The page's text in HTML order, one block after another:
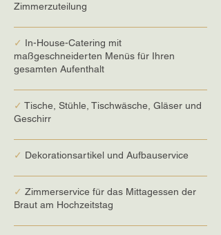
Zimmerzuteilung
✓ In-House-Catering mit
maßgeschneiderten Menüs für Ihren
gesamten Aufenthalt
✓ Tische, Stühle, Tischwäsche, Gläser und
Geschirr
✓ Dekorationsartikel und Aufbauservice
✓ Zimmerservice für das Mittagessen der
Braut am Hochzeitstag